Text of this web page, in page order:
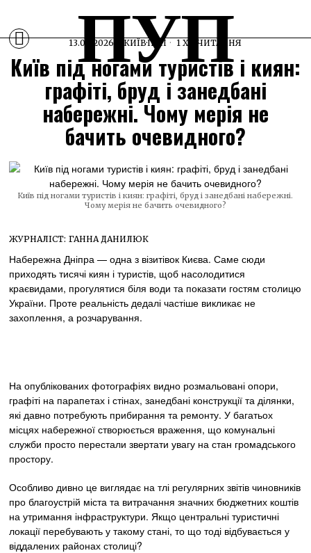
ПУП
13.06.2026 КИЇВ·ПУП 1 ХВ ЧИТАННЯ
Київ під ногами туристів і киян:
графіті, бруд і занедбані
набережні. Чому мерія не
бачить очевидного?
Київ під ногами туристів і киян: графіті, бруд і занедбані набережні.
Чому мерія не бачить очевидного?
ЖУРНАЛІСТ: ГАННА ДАНИЛЮК
Набережна Дніпра — одна з візитівок Києва. Саме сюди
приходять тисячі киян і туристів, щоб насолодитися
краєвидами, прогулятися біля води та показати гостям столицю
України. Проте реальність дедалі частіше викликає не
захоплення, а розчарування.
На опублікованих фотографіях видно розмальовані опори,
графіті на парапетах і стінах, занедбані конструкції та ділянки,
які давно потребують прибирання та ремонту. У багатьох
місцях набережної створюється враження, що комунальні
служби просто перестали звертати увагу на стан громадського
простору.
Особливо дивно це виглядає на тлі регулярних звітів чиновників
про благоустрій міста та витрачання значних бюджетних коштів
на утримання інфраструктури. Якщо центральні туристичні
локації перебувають у такому стані, то що тоді відбувається у
віддалених районах столиці?